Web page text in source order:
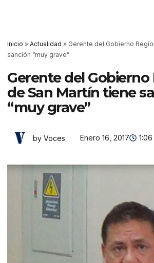
Inicio » Actualidad » Gerente del Gobierno
sanción “muy grave”
Gerente del Gobierno
de San Martín tiene
“muy grave”
by Voces Enero 16, 2017